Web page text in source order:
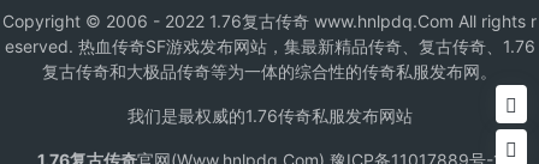
Copyright © 2006 - 2022 1.76复古传奇 www.hnlpdq.Com All rights r
eserved. 热血传奇SF游戏发布网站，集最新精品传奇、复古传奇、1.76
复古传奇和大极品传奇等为一体的综合性的传奇私服发布网。
我们是最权威的1.76传奇私服发布网站